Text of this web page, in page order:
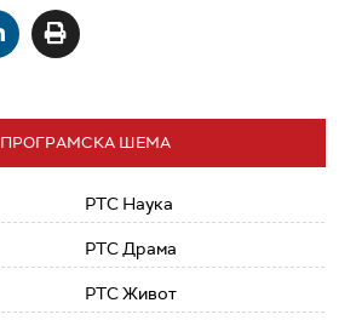
ПРОГРАМСКА ШЕМА
РТС Наука
РТС Драма
РТС Живот